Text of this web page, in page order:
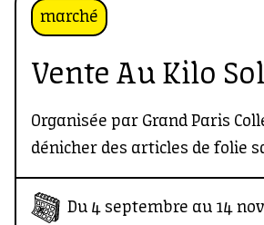
marché
Vente Au Kilo
Organisée par Grand Paris
dénicher des articles de folie
porte-monnaie : 1 KG
Vraiment, c'est bénéf !
Du 4 septembre au 14